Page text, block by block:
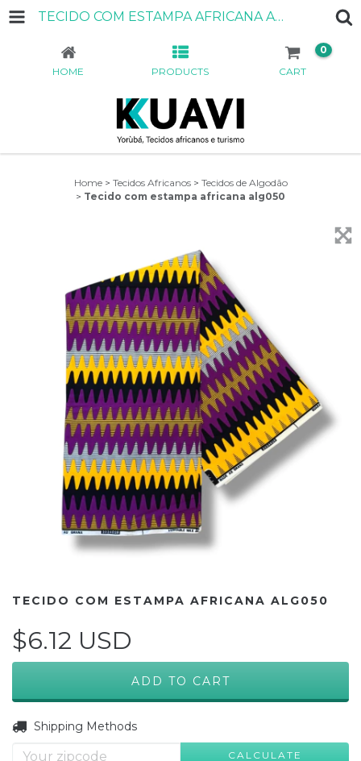
TECIDO COM ESTAMPA AFRICANA ALG050
HOME PRODUCTS CART
0
Home > Tecidos Africanos > Tecidos de Algodão
> Tecido com estampa africana alg050
TECIDO COM ESTAMPA AFRICANA ALG050
$6.12 USD
Shipping for zipcode:
Shipping Methods
CALCULATE